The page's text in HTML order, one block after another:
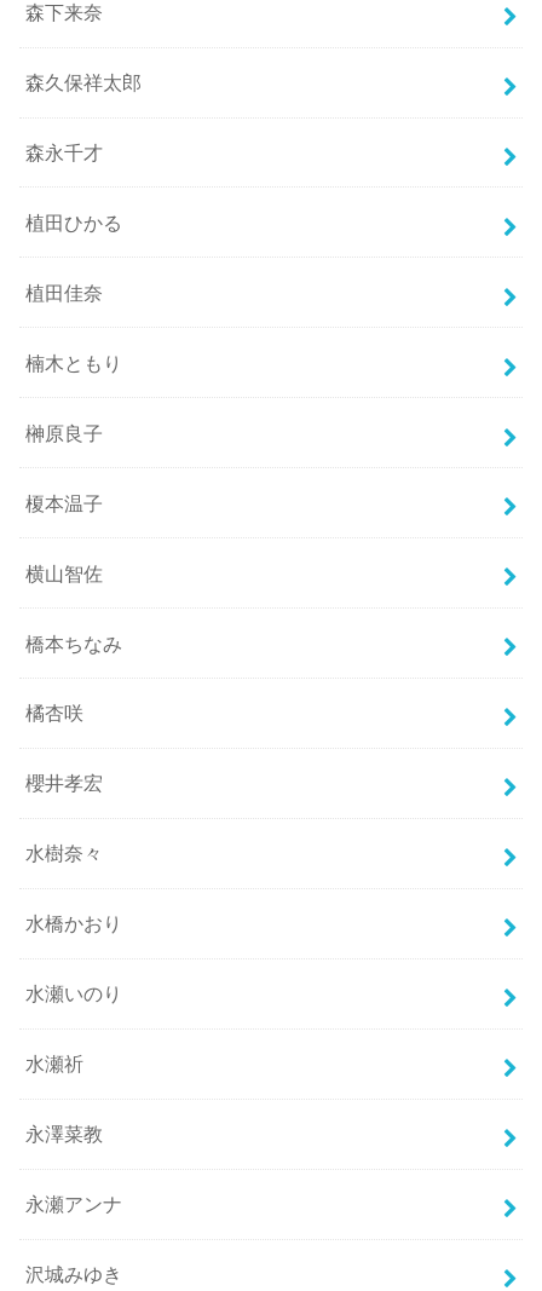
森下来奈
森久保祥太郎
森永千才
植田ひかる
植田佳奈
楠木ともり
榊原良子
榎本温子
横山智佐
橋本ちなみ
橘杏咲
櫻井孝宏
水樹奈々
水橋かおり
水瀬いのり
水瀬祈
永澤菜教
永瀬アンナ
沢城みゆき